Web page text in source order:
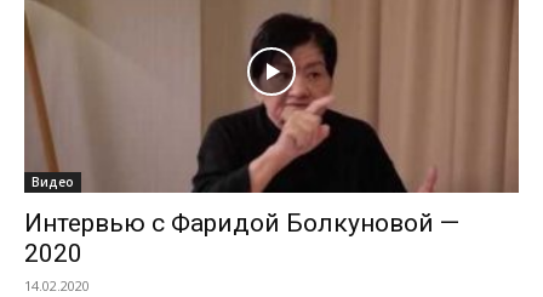
Видео
Интервью с Фаридой Болкуновой —
2020
14.02.2020